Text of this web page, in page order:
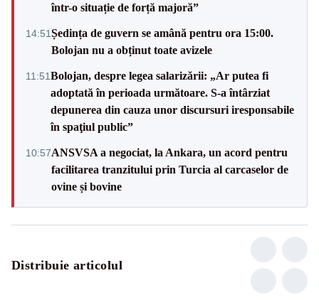
într-o situație de forță majoră”
14:51Ședința de guvern se amână pentru ora 15:00.
Bolojan nu a obținut toate avizele
11:51Bolojan, despre legea salarizării: „Ar putea fi
adoptată în perioada următoare. S-a întârziat
depunerea din cauza unor discursuri iresponsabile
în spaţiul public”
10:57ANSVSA a negociat, la Ankara, un acord pentru
facilitarea tranzitului prin Turcia al carcaselor de
ovine și bovine
Distribuie articolul